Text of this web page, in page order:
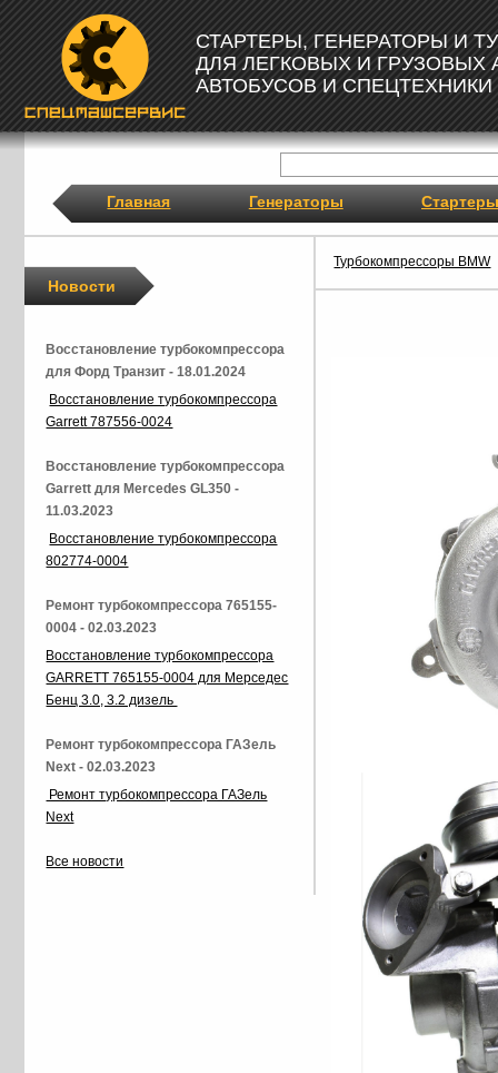
СТАРТЕРЫ, ГЕНЕРАТОРЫ И
ДЛЯ ЛЕГКОВЫХ И ГРУЗОВЫХ
АВТОБУСОВ И СПЕЦТЕХНИКИ
Главная Генераторы Стартеры
Турбокомпрессоры BMW
Новости
Восстановление турбокомпрессора
для Форд Транзит - 18.01.2024
Восстановление турбокомпрессора
Garrett 787556-0024
Восстановление турбокомпрессора
Garrett для Mercedes GL350 -
11.03.2023
Восстановление турбокомпрессора
802774-0004
Ремонт турбокомпрессора 765155-
0004 - 02.03.2023
Восстановление турбокомпрессора
GARRETT 765155-0004 для Мерседес
Бенц 3.0, 3.2 дизель
Ремонт турбокомпрессора ГАЗель
Next - 02.03.2023
Ремонт турбокомпрессора ГАЗель
Next
Все новости